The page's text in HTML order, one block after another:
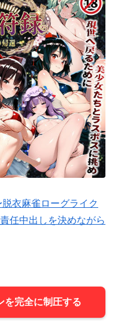
衣麻雀ローグライク
任中出しを決めながら
を完全に制圧する